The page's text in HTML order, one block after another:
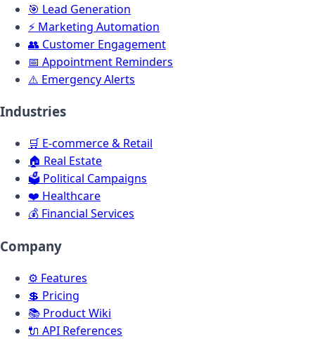
🎯 Lead Generation
⚡ Marketing Automation
👥 Customer Engagement
📅 Appointment Reminders
⚠️ Emergency Alerts
Industries
🛒 E-commerce & Retail
🏠 Real Estate
🗳️ Political Campaigns
❤️ Healthcare
💰 Financial Services
Company
⚙️ Features
💲 Pricing
📚 Product Wiki
🔌 API References